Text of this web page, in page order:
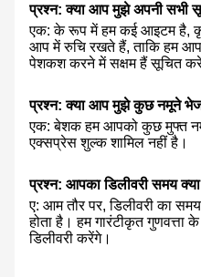
प्रश्न: क्या आप मुझे अपनी सभी
एक: के रूप में हम कई आइटम है,
आप में रुचि रखते हैं, ताकि हम
पेशकश करने में सक्षम हैं सूचित
प्रश्न: क्या आप मुझे कुछ नमूने
एक: बेशक हम आपको कुछ मुफ्त
एक्सप्रेस शुल्क शामिल नहीं है।
प्रश्न: आपका डिलीवरी समय
ए: आम तौर पर, डिलीवरी का
होता है। हम गारंटीकृत गुणवत्ता
डिलीवरी करेंगे।